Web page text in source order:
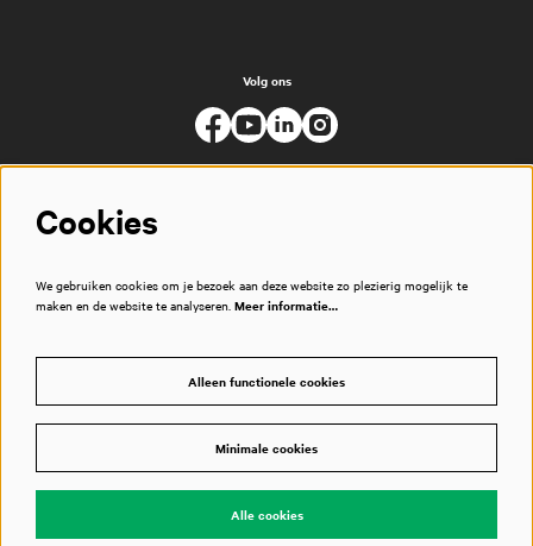
Volg ons
Powered byCultureSuite
Cookies
We gebruiken cookies om je bezoek aan deze website zo plezierig mogelijk te
maken en de website te analyseren. Meer informatie…
Alleen functionele cookies
Minimale cookies
Alle cookies